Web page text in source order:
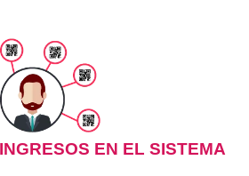
EN EL SISTEMA